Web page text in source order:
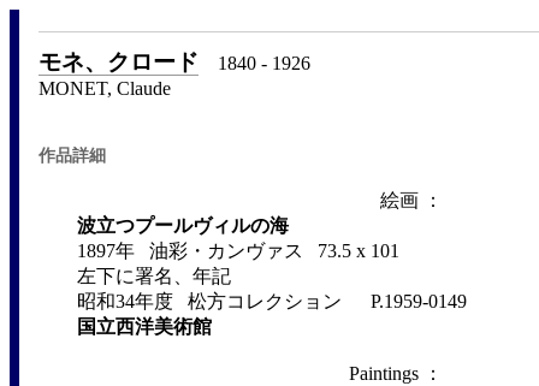
モネ、クロード 1840 - 1926
MONET, Claude
作品詳細
絵画 ：
波立つプールヴィルの海
1897年 油彩・カンヴァス 73.5 x 101
左下に署名、年記
昭和34年度 松方コレクション P.1959-0149
国立西洋美術館
Paintings ：